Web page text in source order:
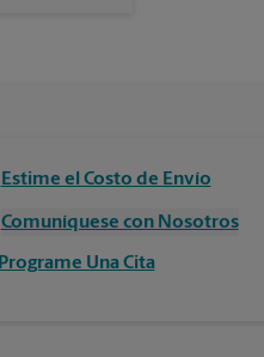
Estime el Costo de Envío
Comuníquese con Nosotros
Programe Una Cita